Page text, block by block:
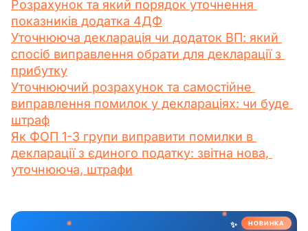
Розрахунок та який порядок уточнення
показників додатка 4ДФ
Уточнююча декларація чи додаток ВП: який
спосіб виправлення обрати для декларації з
прибутку
Уточнюючий розрахунок та самостійне
виправлення помилок у деклараціях: чи буде
штраф
Як ФОП 1-3 групи виправити помилки в
декларації з єдиного податку: звітна нова,
уточнююча, штрафи